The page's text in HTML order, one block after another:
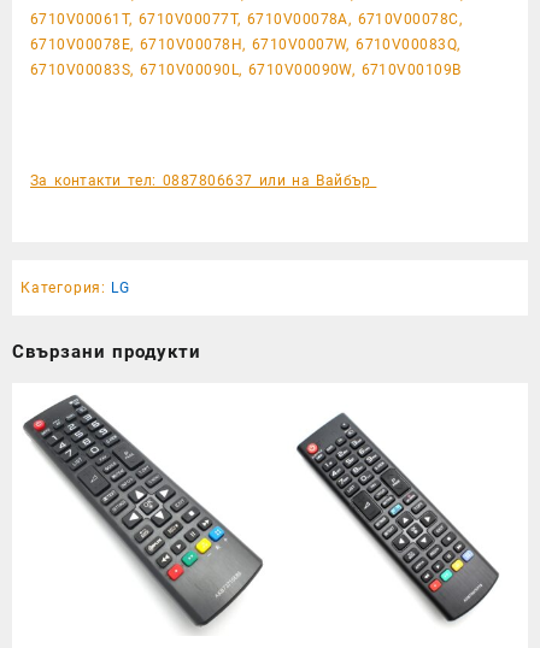
6710V00061T, 6710V00077T, 6710V00078A, 6710V00078C,
6710V00078E, 6710V00078H, 6710V0007W, 6710V00083Q,
6710V00083S, 6710V00090L, 6710V00090W, 6710V00109B
За контакти тел: 0887806637 или на Вайбър
Категория: LG
Свързани продукти